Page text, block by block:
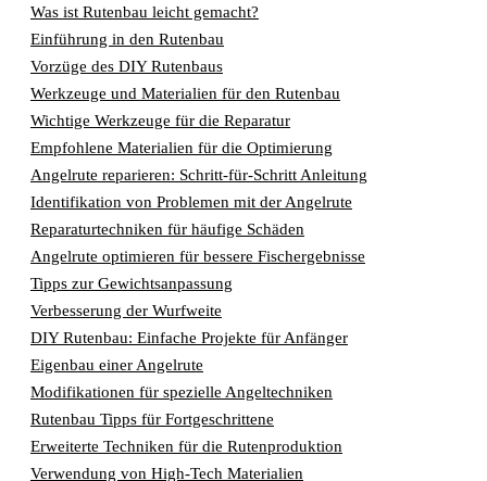
Was ist Rutenbau leicht gemacht?
Einführung in den Rutenbau
Vorzüge des DIY Rutenbaus
Werkzeuge und Materialien für den Rutenbau
Wichtige Werkzeuge für die Reparatur
Empfohlene Materialien für die Optimierung
Angelrute reparieren: Schritt-für-Schritt Anleitung
Identifikation von Problemen mit der Angelrute
Reparaturtechniken für häufige Schäden
Angelrute optimieren für bessere Fischergebnisse
Tipps zur Gewichtsanpassung
Verbesserung der Wurfweite
DIY Rutenbau: Einfache Projekte für Anfänger
Eigenbau einer Angelrute
Modifikationen für spezielle Angeltechniken
Rutenbau Tipps für Fortgeschrittene
Erweiterte Techniken für die Rutenproduktion
Verwendung von High-Tech Materialien